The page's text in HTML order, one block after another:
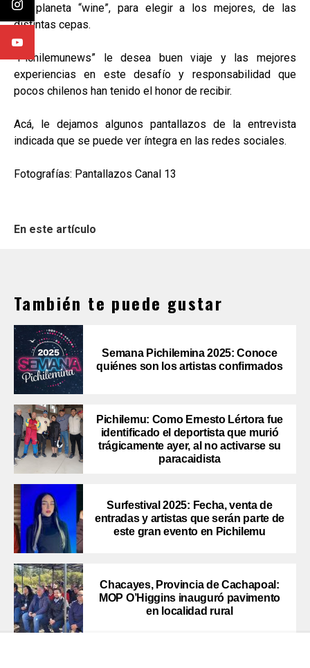
del planeta “wine”, para elegir a los mejores, de las
distintas cepas.
“Pichilemunews” le desea buen viaje y las mejores
experiencias en este desafío y responsabilidad que
pocos chilenos han tenido el honor de recibir.
Acá, le dejamos algunos pantallazos de la entrevista
indicada que se puede ver íntegra en las redes sociales.
Fotografías: Pantallazos Canal 13
En este artículo
También te puede gustar
Semana Pichilemina 2025: Conoce
quiénes son los artistas confirmados
Pichilemu: Como Ernesto Lértora fue
identificado el deportista que murió
trágicamente ayer, al no activarse su
paracaidista
Surfestival 2025: Fecha, venta de
entradas y artistas que serán parte de
este gran evento en Pichilemu
Chacayes, Provincia de Cachapoal:
MOP O’Higgins inauguró pavimento
en localidad rural